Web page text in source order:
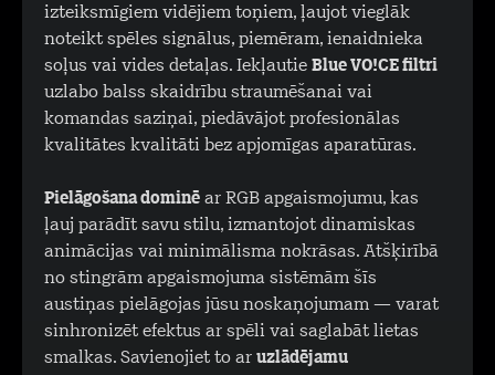
izteiksmīgiem vidējiem toņiem, ļaujot vieglāk
noteikt spēles signālus, piemēram, ienaidnieka
soļus vai vides detaļas. Iekļautie Blue VO!CE filtri
uzlabo balss skaidrību straumēšanai vai
komandas saziņai, piedāvājot profesionālas
kvalitātes kvalitāti bez apjomīgas aparatūras.
Pielāgošana dominē ar RGB apgaismojumu, kas
ļauj parādīt savu stilu, izmantojot dinamiskas
animācijas vai minimālisma nokrāsas. Atšķirībā
no stingrām apgaismojuma sistēmām šīs
austiņas pielāgojas jūsu noskaņojumam — varat
sinhronizēt efektus ar spēli vai saglabāt lietas
smalkas. Savienojiet to ar uzlādējamu